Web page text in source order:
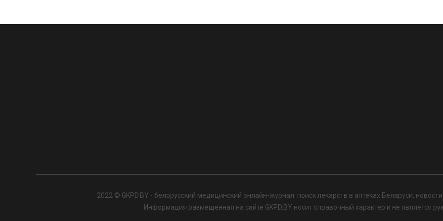
2022 © GKPD.BY - белорусский медицинский онлайн-журнал: поиск лекарств в аптеках Беларуси,
Информация размещенная на сайте GKPD.BY носит справочный характер и не является